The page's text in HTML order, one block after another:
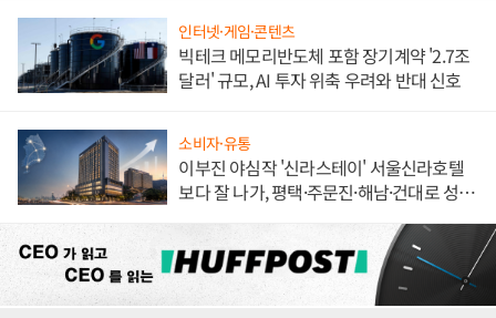
인터넷·게임·콘텐츠
빅테크 메모리반도체 포함 장기계약 '2.7조
달러' 규모, AI 투자 위축 우려와 반대 신호
소비자·유통
이부진 야심작 '신라스테이' 서울신라호텔
보다 잘 나가, 평택·주문진·해남·건대로 성